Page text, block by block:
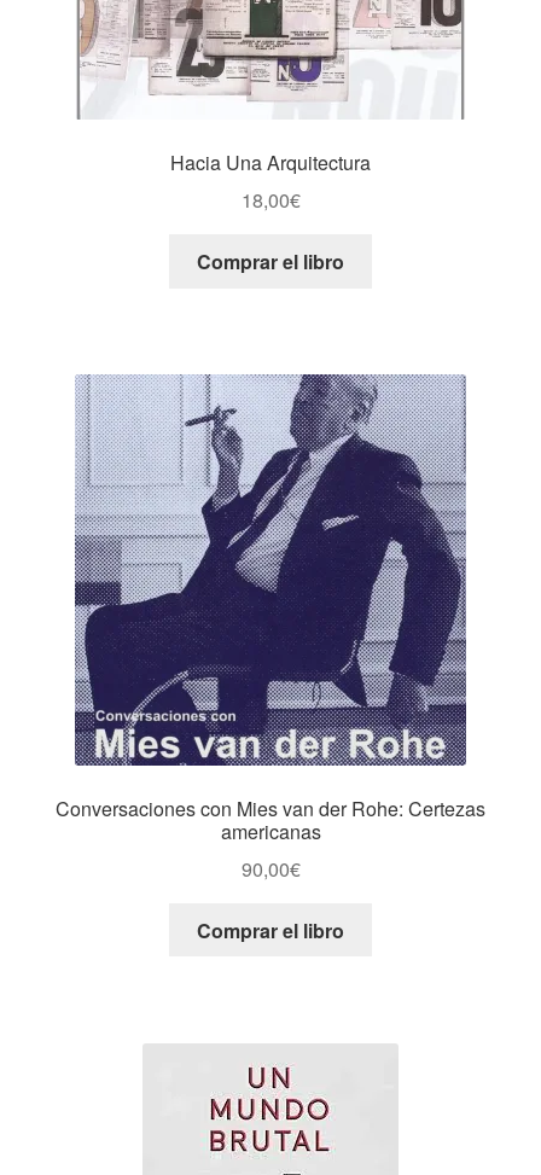
Hacia Una Arquitectura
18,00€
Comprar el libro
Conversaciones con Mies van der Rohe: Certezas
americanas
90,00€
Comprar el libro